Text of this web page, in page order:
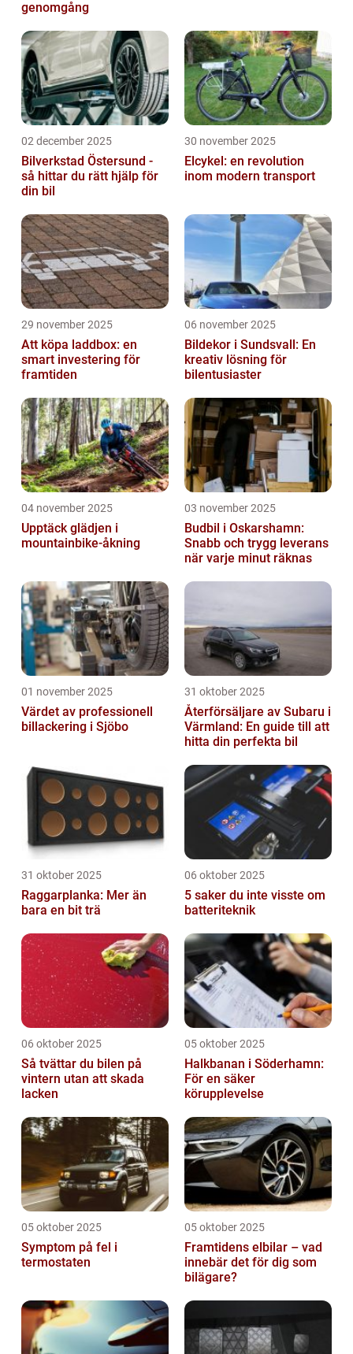
genomgång
02 december 2025
Bilverkstad Östersund -
så hittar du rätt hjälp för
din bil
30 november 2025
Elcykel: en revolution
inom modern transport
29 november 2025
Att köpa laddbox: en
smart investering för
framtiden
06 november 2025
Bildekor i Sundsvall: En
kreativ lösning för
bilentusiaster
04 november 2025
Upptäck glädjen i
mountainbike-åkning
03 november 2025
Budbil i Oskarshamn:
Snabb och trygg leverans
när varje minut räknas
01 november 2025
Värdet av professionell
billackering i Sjöbo
31 oktober 2025
Återförsäljare av Subaru i
Värmland: En guide till att
hitta din perfekta bil
31 oktober 2025
Raggarplanka: Mer än
bara en bit trä
06 oktober 2025
5 saker du inte visste om
batteriteknik
06 oktober 2025
Så tvättar du bilen på
vintern utan att skada
lacken
05 oktober 2025
Halkbanan i Söderhamn:
För en säker
körupplevelse
05 oktober 2025
Symptom på fel i
termostaten
05 oktober 2025
Framtidens elbilar – vad
innebär det för dig som
bilägare?